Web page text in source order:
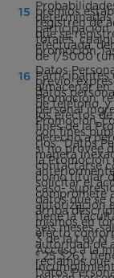
premios
registren de
participación.
que se
totales,
efectuada,
promoción,
de 1/5000
Datos
Participantes
previo,
almacenar en
datos
Promoción,
de teléfono,
personal
los efectos
Promoción,
fines de la
con fines
derecho a
(los “Datos
si no provee
manera
la Promoción
contactarse
como titular
solicitar el
caso-
compromete
datos que se
autorización
arriba
tiene la
mismos en
seis meses,
efecto
3 de la Ley N
autoridad de
Acceso a la
º 25.326),
reclamos
Datos